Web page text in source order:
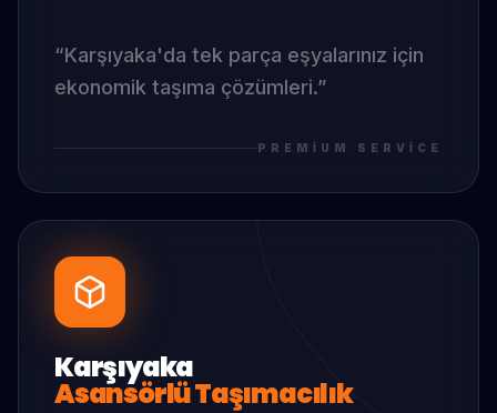
“Karşıyaka'da tek parça eşyalarınız için
ekonomik taşıma çözümleri.”
PREMIUM SERVICE
Karşıyaka
Asansörlü Taşımacılık